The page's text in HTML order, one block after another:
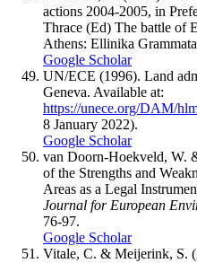
actions 2004-2005, in
Thrace (Ed) The battle of
Athens: Ellinika
Google Scholar
UN/ECE (1996). Land
Geneva. Available at:
https://unece.org/DAM/
8 January 2022).
Google Scholar
van Doorn-Hoekveld, W.
of the Strengths and
Areas as a Legal
Journal for European
76-97.
Google Scholar
Vitale, C. & Meijerink, S.